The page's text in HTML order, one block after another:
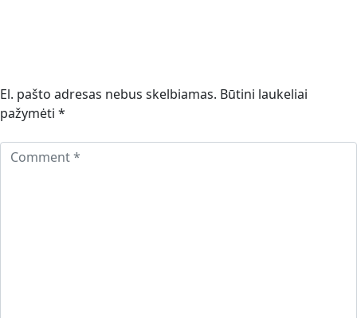
El. pašto adresas nebus skelbiamas. Būtini laukeliai
pažymėti *